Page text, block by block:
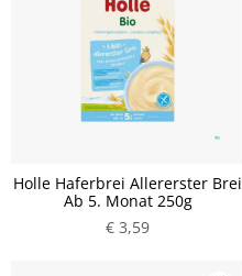
Holle Haferbrei Allererster Brei
Ab 5. Monat 250g
€ 3,59